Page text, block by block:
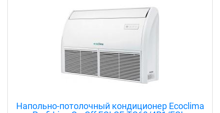
Напольно-потолочный кондиционер Ecoclima